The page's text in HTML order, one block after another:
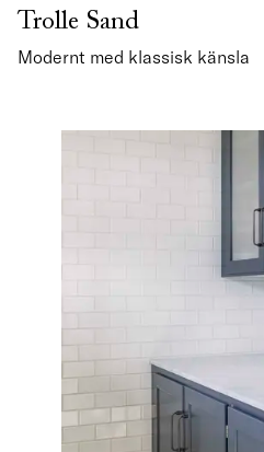
Trolle Sand
Modernt med klassisk känsla